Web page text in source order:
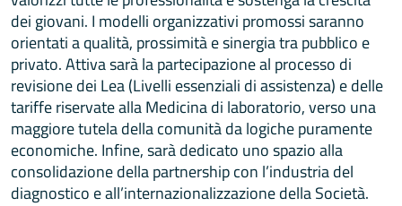
dei giovani. I modelli organizzativi promossi saranno
orientati a qualità, prossimità e sinergia tra pubblico e
privato. Attiva sarà la partecipazione al processo di
revisione dei Lea (Livelli essenziali di assistenza) e delle
tariffe riservate alla Medicina di laboratorio, verso una
maggiore tutela della comunità da logiche puramente
economiche. Infine, sarà dedicato uno spazio alla
consolidazione della partnership con l’industria del
diagnostico e all’internazionalizzazione della Società.